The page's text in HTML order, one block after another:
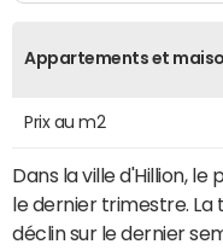
Appartements et
Prix au m2
Dans la ville d'Hillion, le
le dernier trimestre.
déclin sur le dernier